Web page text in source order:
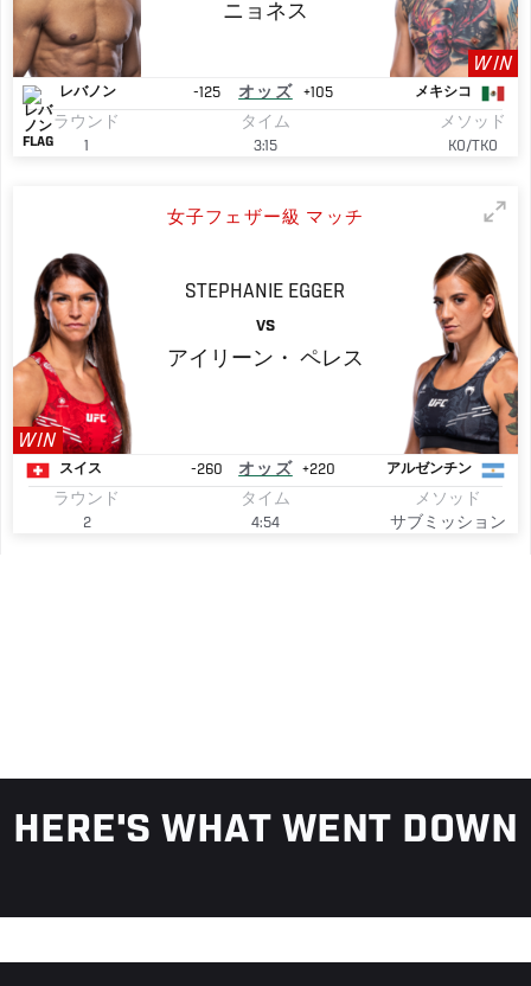
ニョネス
WIN
レバノン -125 オッズ +105 メキシコ
ラウンド
1
タイム
3:15
メソッド
KO/TKO
女子フェザー級 マッチ
WIN
STEPHANIE EGGER
VS
アイリーン・ ペレス
スイス -260 オッズ +220 アルゼンチン
ラウンド
2
タイム
4:54
メソッド
サブミッション
HERE'S WHAT WENT DOWN